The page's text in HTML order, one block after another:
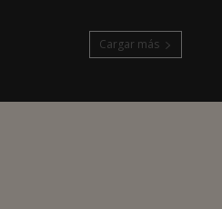
Cargar más